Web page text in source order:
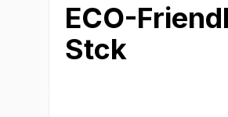
ECO-
Stck